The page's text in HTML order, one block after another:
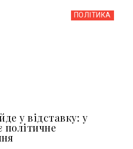
ПОЛІТИКА
у відставку: у
політичне